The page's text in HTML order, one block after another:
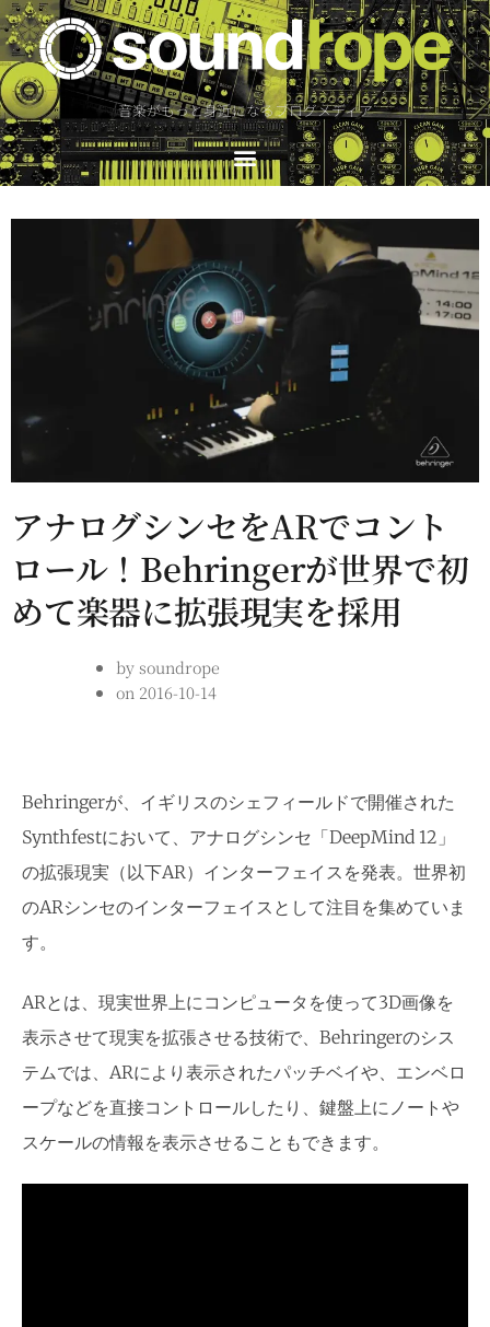
音楽がもっと身近になるブログメディア
アナログシンセをARでコント
ロール！Behringerが世界で初
めて楽器に拡張現実を採用
bysoundrope
on 2016-10-14
Behringerが、イギリスのシェフィールドで開催された
Synthfestにおいて、アナログシンセ「DeepMind 12」
の拡張現実（以下AR）インターフェイスを発表。世界初
のARシンセのインターフェイスとして注目を集めていま
す。
ARとは、現実世界上にコンピュータを使って3D画像を
表示させて現実を拡張させる技術で、Behringerのシス
テムでは、ARにより表示されたパッチベイや、エンベロ
ープなどを直接コントロールしたり、鍵盤上にノートや
スケールの情報を表示させることもできます。